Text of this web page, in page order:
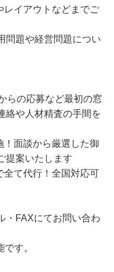
イアウトなどまでご
問題や経営問題につい
らの応募など最初の窓
絡や人材精査の手間を
面談から厳選した御
提案いたします
て代行！全国対応可
・FAXにてお問い合わ
す。